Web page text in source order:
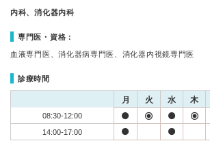
内科、消化器内科
専門医・資格：
血液専門医、消化器病専門医、消化器内視鏡専門医
診療時間
月 火 水 木
08:30-12:00
14:00-17:00